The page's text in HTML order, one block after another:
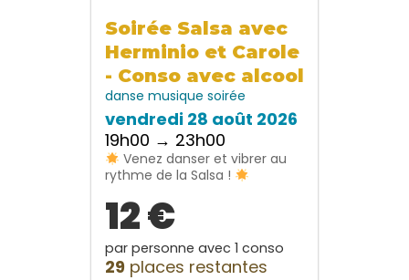
Soirée Salsa avec
Herminio et Carole
- Conso avec alcool
danse musique soirée
vendredi 28 août 2026
19h00 → 23h00
Venez danser et vibrer au
rythme de la Salsa !
12 €
par personne avec 1 conso
29 places restantes